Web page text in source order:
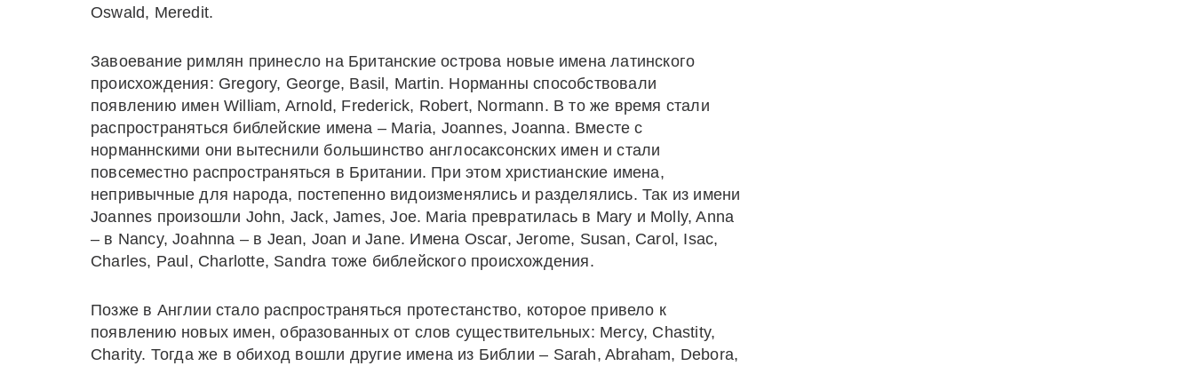
Oswald, Meredit.
Завоевание римлян принесло на Британские острова новые имена латинского
происхождения: Gregory, George, Basil, Martin. Норманны способствовали
появлению имен William, Arnold, Frederick, Robert, Normann. В то же время стали
распространяться библейские имена – Maria, Joannes, Joanna. Вместе с
норманнскими они вытеснили большинство англосаксонских имен и стали
повсеместно распространяться в Британии. При этом христианские имена,
непривычные для народа, постепенно видоизменялись и разделялись. Так из имени
Joannes произошли John, Jack, James, Joe. Maria превратилась в Mary и Molly, Anna
– в Nancy, Joahnna – в Jean, Joan и Jane. Имена Oscar, Jerome, Susan, Carol, Isac,
Charles, Paul, Charlotte, Sandra тоже библейского происхождения.
Позже в Англии стало распространяться протестанство, которое привело к
появлению новых имен, образованных от слов существительных: Mercy, Chastity,
Charity. Тогда же в обиход вошли другие имена из Библии – Sarah, Abraham, Debora,